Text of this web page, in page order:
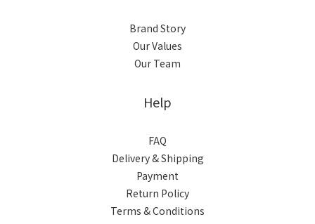
Brand Story
Our Values
Our Team
Help
FAQ
Delivery & Shipping
Payment
Return Policy
Terms & Conditions